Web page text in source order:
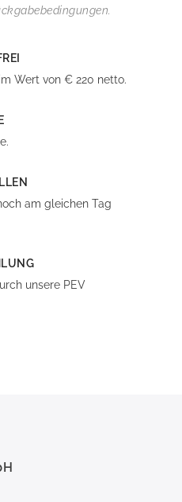
Wert von € 220 netto.
am gleichen Tag
unsere PEV